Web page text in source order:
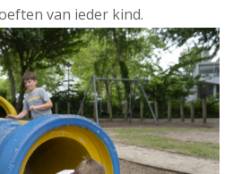
van ieder kind.